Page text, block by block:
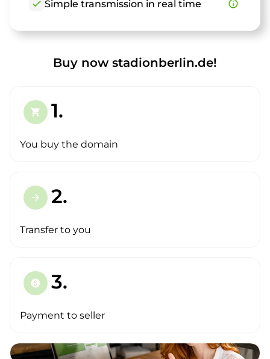
check Simple transmission in real time info_outline
Buy now stadionberlin.de!
shopping_cart 1.
You buy the domain
arrow_forward 2.
Transfer to you
paid 3.
Payment to seller